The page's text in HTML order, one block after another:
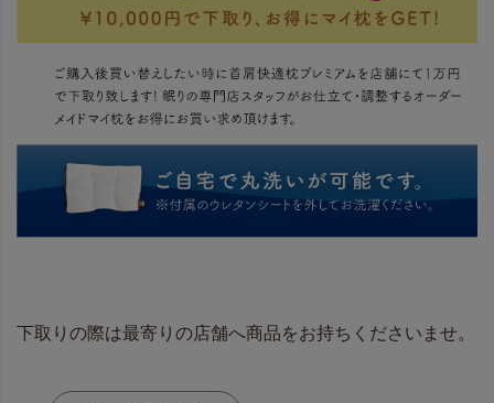
下取りの際は最寄りの店舗へ商品をお持ちくださいませ。